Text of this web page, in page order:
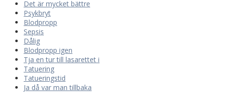
Det är mycket bättre
Psykbryt
Blodpropp
Sepsis
Dålig
Blodpropp igen
Tja en tur till lasarettet i
Tatuering
Tatueringstid
Ja då var man tillbaka